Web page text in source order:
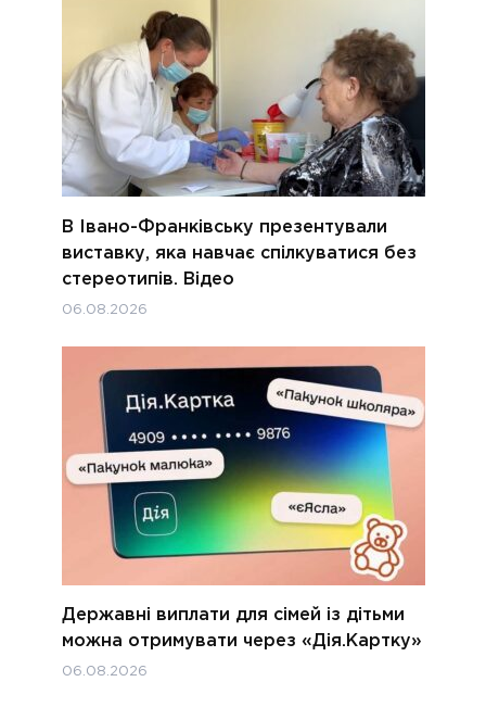
В Івано-Франківську презентували
виставку, яка навчає спілкуватися без
стереотипів. Відео
06.08.2026
Державні виплати для сімей із дітьми
можна отримувати через «Дія.Картку»
06.08.2026